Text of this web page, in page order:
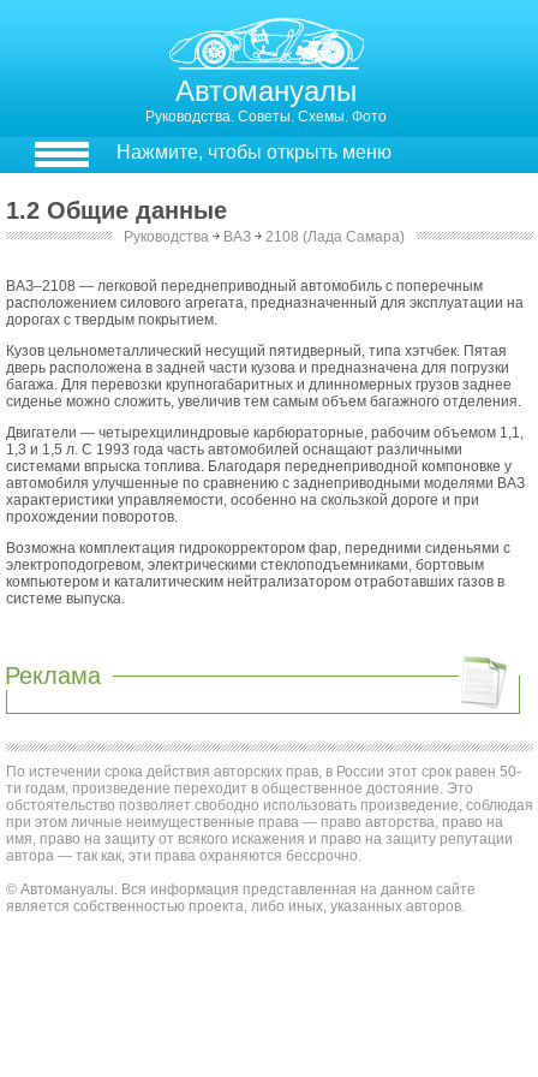
Автомануалы
Руководства. Советы. Схемы. Фото
Нажмите, чтобы открыть меню
1.2 Общие данные
Руководства ￫ ВАЗ ￫ 2108 (Лада Самара)
ВАЗ–2108 — легковой переднеприводный автомобиль с поперечным
расположением силового агрегата, предназначенный для эксплуатации на
дорогах с твердым покрытием.
Кузов цельнометаллический несущий пятидверный, типа хэтчбек. Пятая
дверь расположена в задней части кузова и предназначена для погрузки
багажа. Для перевозки крупногабаритных и длинномерных грузов заднее
сиденье можно сложить, увеличив тем самым объем багажного отделения.
Двигатели — четырехцилиндровые карбюраторные, рабочим объемом 1,1,
1,3 и 1,5 л. С 1993 года часть автомобилей оснащают различными
системами впрыска топлива. Благодаря переднеприводной компоновке у
автомобиля улучшенные по сравнению с заднеприводными моделями ВАЗ
характеристики управляемости, особенно на скользкой дороге и при
прохождении поворотов.
Возможна комплектация гидрокорректором фар, передними сиденьями с
электроподогревом, электрическими стеклоподъемниками, бортовым
компьютером и каталитическим нейтрализатором отработавших газов в
системе выпуска.
Реклама
По истечении срока действия авторских прав, в России этот срок равен 50-
ти годам, произведение переходит в общественное достояние. Это
обстоятельство позволяет свободно использовать произведение, соблюдая
при этом личные неимущественные права — право авторства, право на
имя, право на защиту от всякого искажения и право на защиту репутации
автора — так как, эти права охраняются бессрочно.
© Автомануалы. Вся информация представленная на данном сайте
является собственностью проекта, либо иных, указанных авторов.